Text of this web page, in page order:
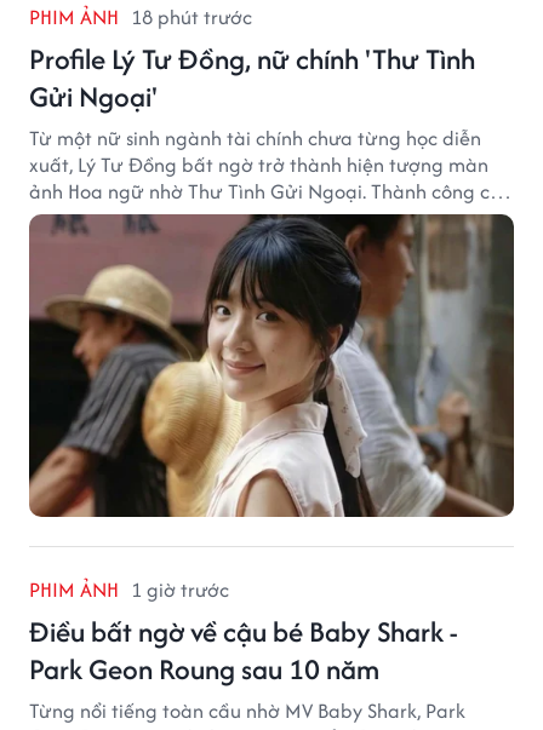
PHIM ẢNH 18 phút trước
Profile Lý Tư Đồng, nữ chính 'Thư Tình
Gửi Ngoại'
Từ một nữ sinh ngành tài chính chưa từng học diễn
xuất, Lý Tư Đồng bất ngờ trở thành hiện tượng màn
ảnh Hoa ngữ nhờ Thư Tình Gửi Ngoại. Thành công của
bộ phim doanh thu hơn 8.100 tỷ đồng đã mở ra bước
ngoặt lớn trong cuộc đời cô gái sinh năm 2004.
PHIM ẢNH 1 giờ trước
Điều bất ngờ về cậu bé Baby Shark -
Park Geon Roung sau 10 năm
Từng nổi tiếng toàn cầu nhờ MV Baby Shark, Park